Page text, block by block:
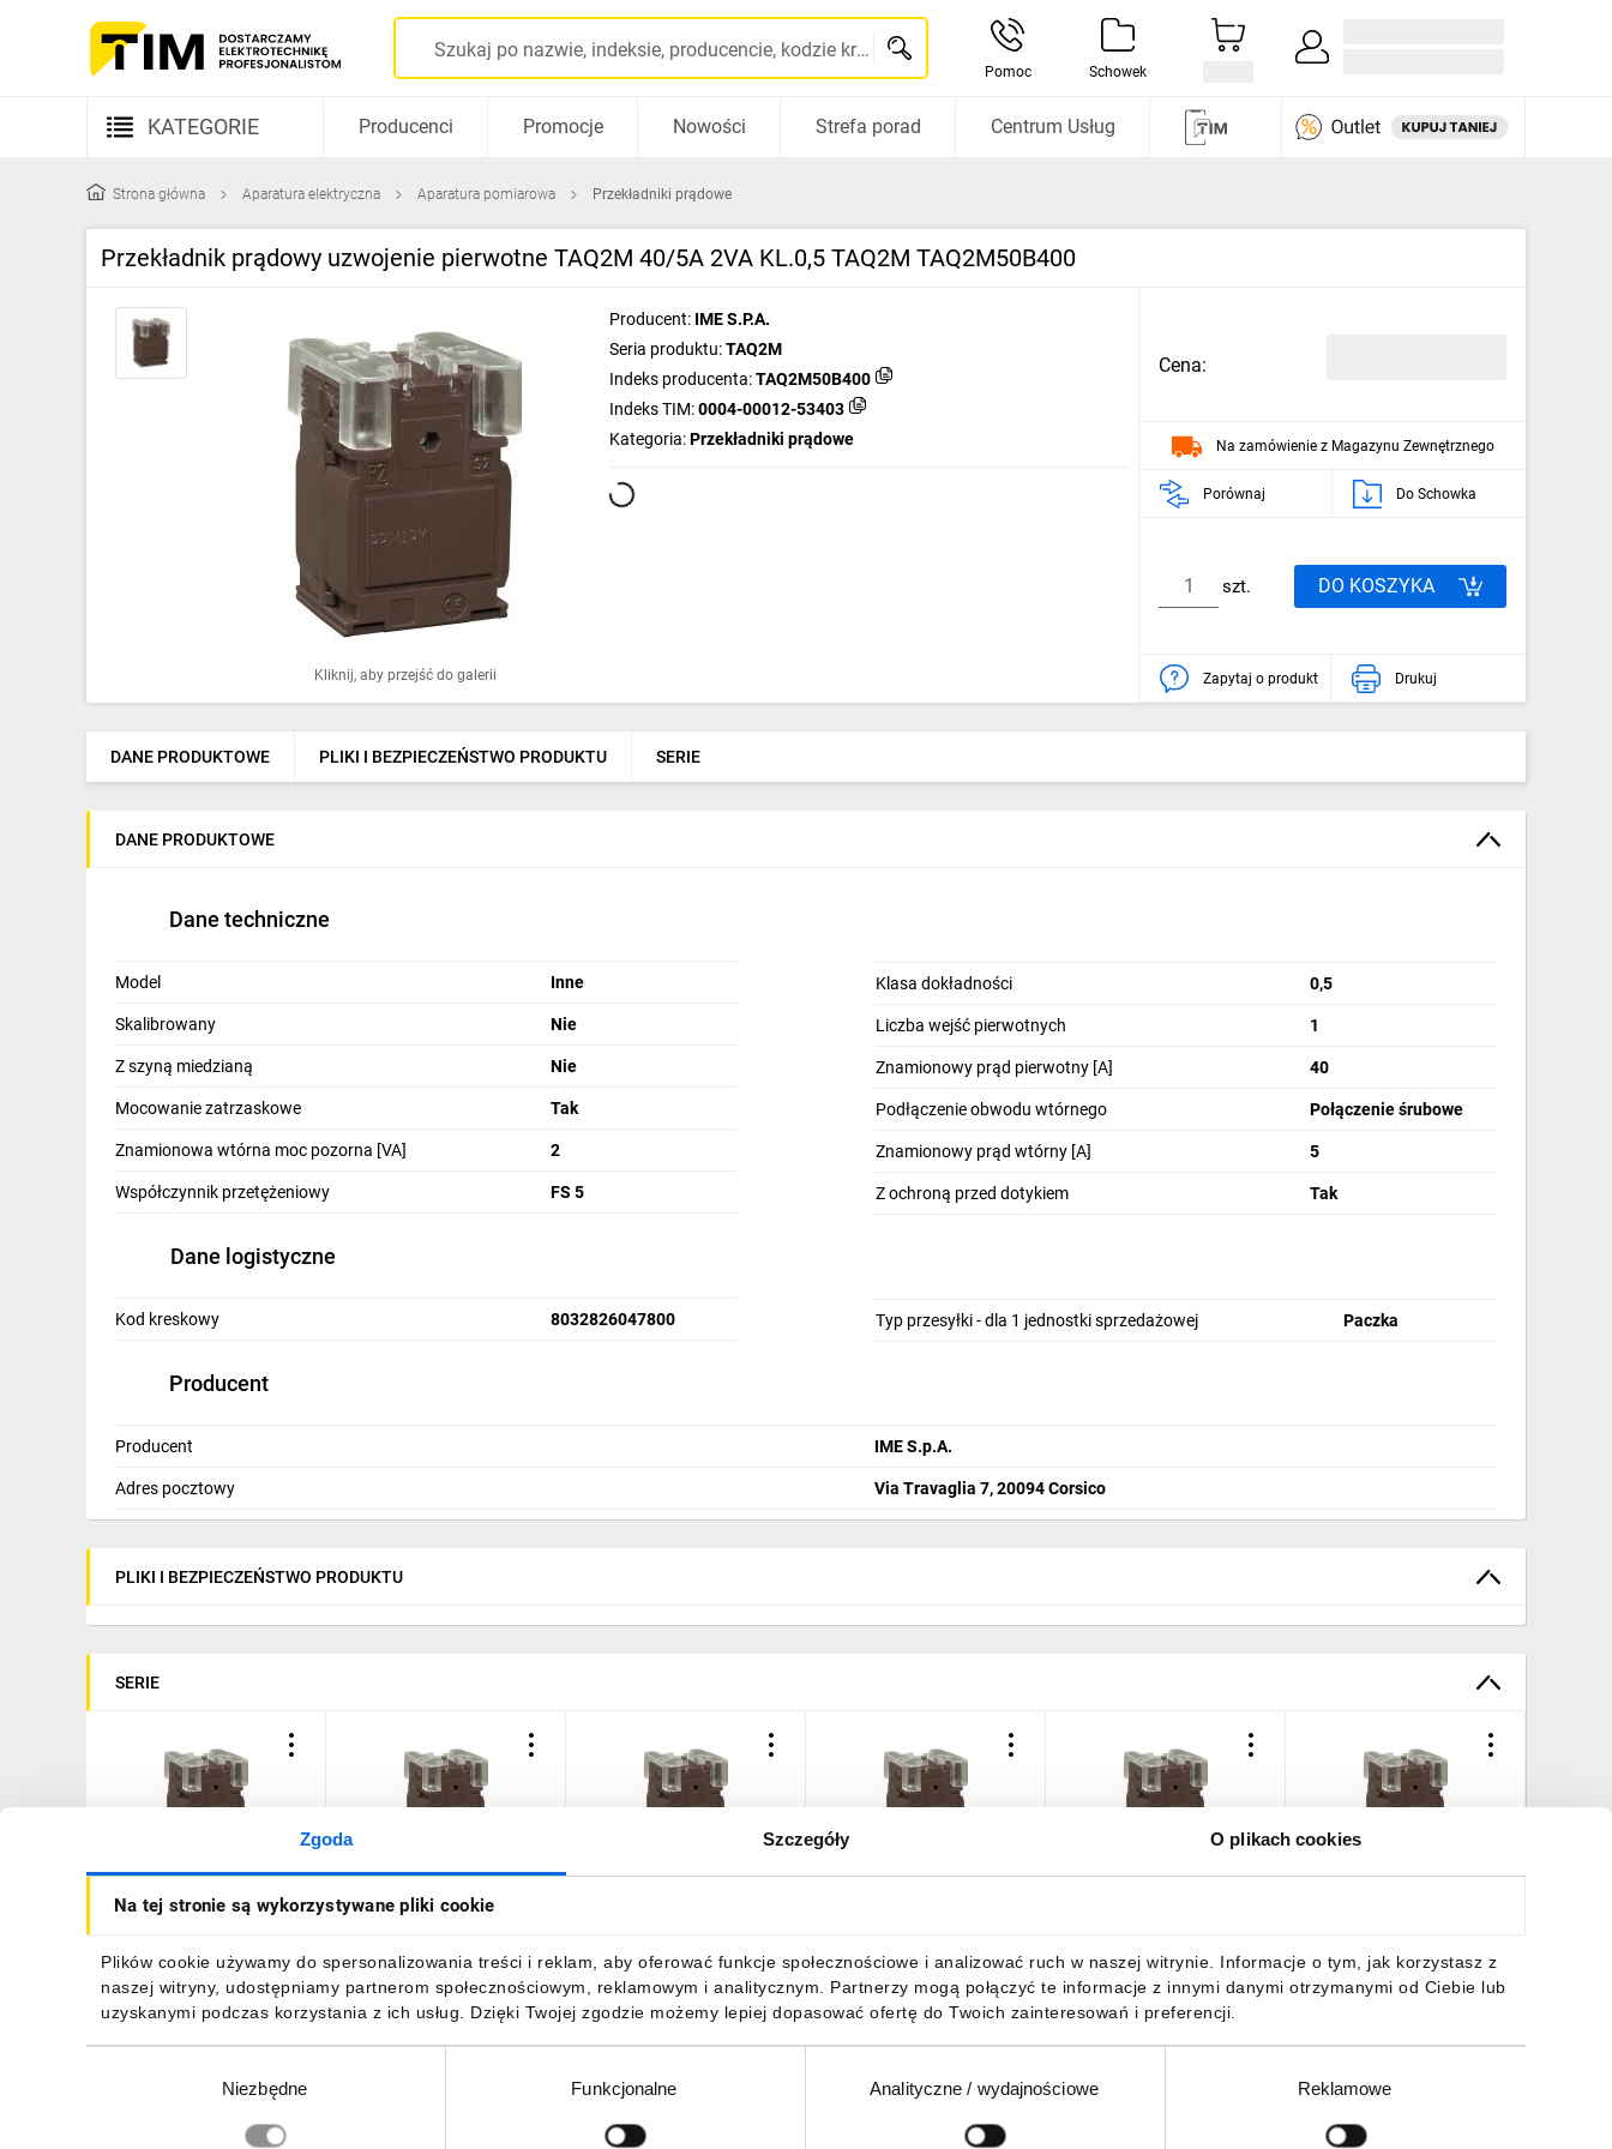
Zgoda Szczegóły O plikach cookies
Na tej stronie są wykorzystywane pliki cookie
Plików cookie używamy do spersonalizowania treści i reklam, aby oferować funkcje społecznościowe i analizować ruch w naszej witrynie. Informacje o tym, jak korzystasz z
naszej witryny, udostępniamy partnerom społecznościowym, reklamowym i analitycznym. Partnerzy mogą połączyć te informacje z innymi danymi otrzymanymi od Ciebie lub
uzyskanymi podczas korzystania z ich usług. Dzięki Twojej zgodzie możemy lepiej dopasować ofertę do Twoich zainteresowań i preferencji.
Niezbędne Funkcjonalne Analityczne / wydajnościowe Reklamowe
Szukaj po nazwie, indeksie, producencie, kodzie kreskowym...
Pomoc Schowek
KATEGORIE
Kable i przewody
Rozdzielnice i obudowy
Elementy prowadzenia kabli
Fotowoltaika
Ogrzewanie
Elektronarzędzia i mierniki
Odzież ochronna i BHP
Inne
Smart home
Elektromobilność
Wentylacja i rekuperacja
Producenci Promocje Nowości Strefa porad Centrum Usług
Strona główna Aparatura elektryczna Aparatura pomiarowa Przekładniki prądowe
Przekładnik prądowy uzwojenie pierwotne TAQ2M 40/5A 2VA KL.0,5 TAQ2M TAQ2M50B400
Kliknij, aby przejść do galerii
Producent: IME S.P.A.
Seria produktu:TAQ2M
Indeks producenta:TAQ2M50B400
Indeks TIM:0004-00012-53403
Kategoria:Przekładniki prądowe
Cena:
Na zamówienie z Magazynu Zewnętrznego
Porównaj Do Schowka
szt. DO KOSZYKA
Zapytaj o produkt Drukuj
DANE PRODUKTOWE PLIKI I BEZPIECZEŃSTWO PRODUKTU SERIE
DANE PRODUKTOWE
Dane techniczne
Model Inne
Skalibrowany Nie
Z szyną miedzianą Nie
Mocowanie zatrzaskowe Tak
Znamionowa wtórna moc pozorna [VA] 2
Współczynnik przetężeniowy FS 5
Klasa dokładności 0,5
Liczba wejść pierwotnych 1
Znamionowy prąd pierwotny [A] 40
Podłączenie obwodu wtórnego Połączenie śrubowe
Znamionowy prąd wtórny [A] 5
Z ochroną przed dotykiem Tak
Dane logistyczne
Kod kreskowy 8032826047800 Typ przesyłki - dla 1 jednostki sprzedażowej Paczka
Producent
Producent IME S.p.A.
Adres pocztowy Via Travaglia 7, 20094 Corsico
PLIKI I BEZPIECZEŃSTWO PRODUKTU
SERIE
Przekładnik prądowy
uzwojenie pierwotne
TAQ2M TAQ2M50B250
130,39 zł brutto
Przekładnik prądowy
uzwojenie pierwotne
TAQ2M TAQ2M50B150
128,41 złbrutto
TAQ2M TAQ2M50A500
128,41 złbrutto
TAQ2M TAQ2M50B100
128,41 złbrutto
DO KOSZYKA
TAQ2M TAQ2M50B400
130,39 złbrutto
TAQ2M TAQ2M50B300
130,39 zł brutto